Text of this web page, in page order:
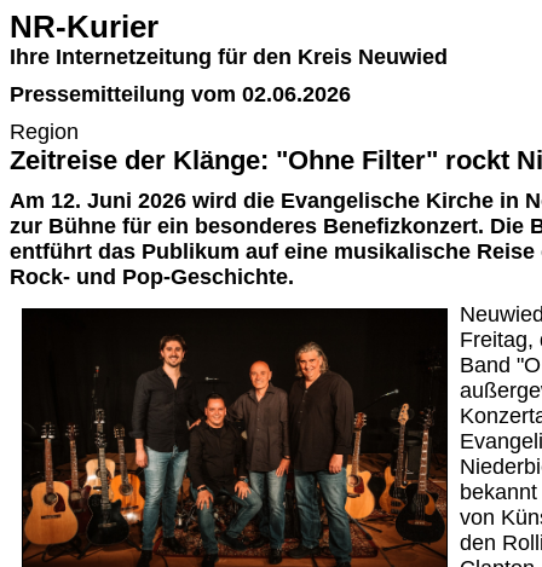
NR-Kurier
Ihre Internetzeitung für den Kreis Neuwied
Pressemitteilung vom 02.06.2026
Region
Zeitreise der Klänge: "Ohne Filter" rockt
Am 12. Juni 2026 wird die Evangelische Kirche in
zur Bühne für ein besonderes Benefizkonzert. Die
entführt das Publikum auf eine musikalische
Rock- und Pop-Geschichte.
Freitag,
Band
von
den